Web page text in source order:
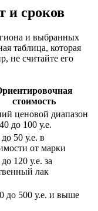
и сроков
и выбранных
таблица, которая
не считайте его
стоимость
ценовой диапазон
до 100 у.е.
50 у.е. в
от марки
120 у.е. за
лак
до 500 у.е. и выше